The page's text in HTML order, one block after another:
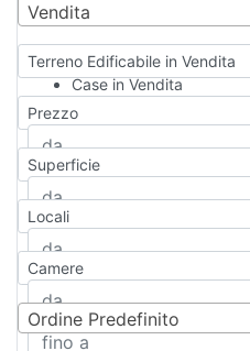
Vendita
Terreno Edificabile in Vendita
Case in Vendita
Qualsiasi
Appartamento
Casa indipendente
Casa Semi-indipendente
Attico/Mansarda
Rustico/Casale
Camera d'Albergo
Multiproprietà
Prezzo
Superficie
Locali
Camere
Ordine Predefinito